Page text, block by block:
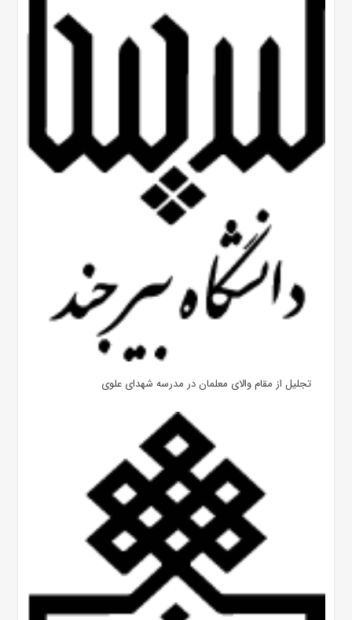
تجلیل از مقام والای معلمان در مدرسه شهدای علوی